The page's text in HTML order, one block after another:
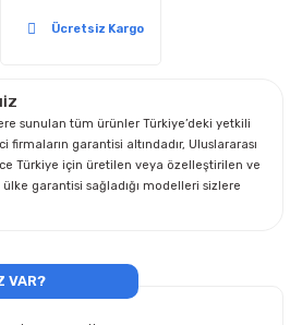
Ücretsiz Kargo
sunulan tüm ürünler Türkiye’deki yetkili
firmaların garantisi altındadır, Uluslararası
Türkiye için üretilen veya özelleştirilen ve
garantisi sağladığı modelleri sizlere
VAR?